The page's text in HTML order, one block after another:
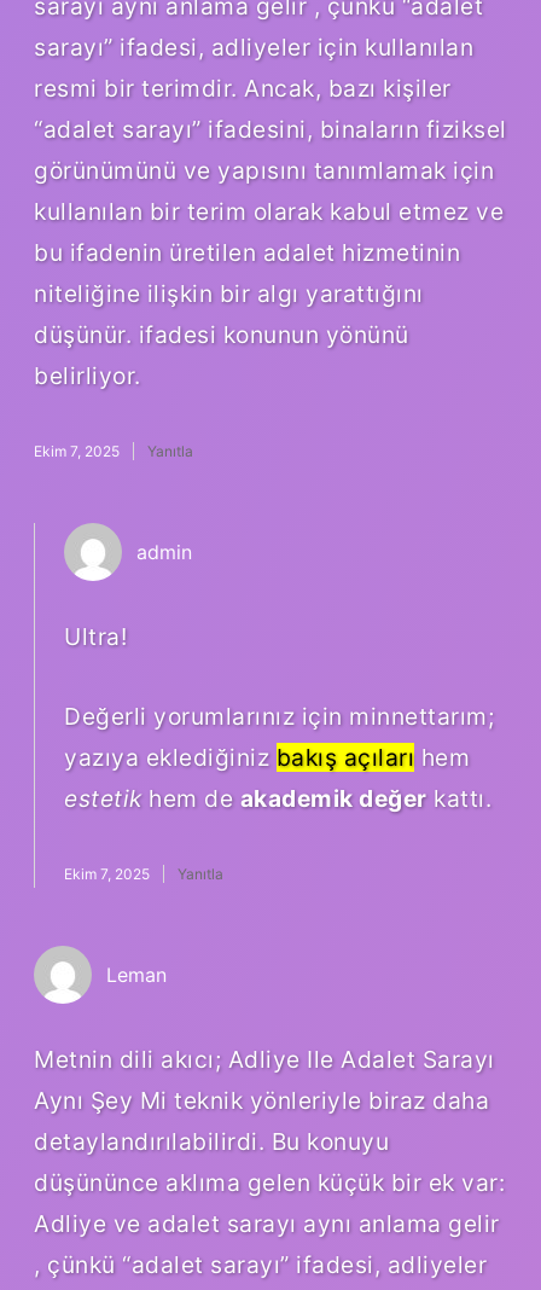
sarayı aynı anlama gelir , çünkü “adalet
sarayı” ifadesi, adliyeler için kullanılan
resmi bir terimdir. Ancak, bazı kişiler
“adalet sarayı” ifadesini, binaların fiziksel
görünümünü ve yapısını tanımlamak için
kullanılan bir terim olarak kabul etmez ve
bu ifadenin üretilen adalet hizmetinin
niteliğine ilişkin bir algı yarattığını
düşünür. ifadesi konunun yönünü
belirliyor.
Ekim 7, 2025 Yanıtla
admin
Ultra!
Değerli yorumlarınız için minnettarım;
yazıya eklediğiniz bakış açıları hem
estetikhem de akademik değerkattı.
Ekim 7, 2025 Yanıtla
Leman
Metnin dili akıcı; Adliye Ile Adalet Sarayı
Aynı Şey Mi teknik yönleriyle biraz daha
detaylandırılabilirdi. Bu konuyu
düşününce aklıma gelen küçük bir ek var:
Adliye ve adalet sarayı aynı anlama gelir
, çünkü “adalet sarayı” ifadesi, adliyeler